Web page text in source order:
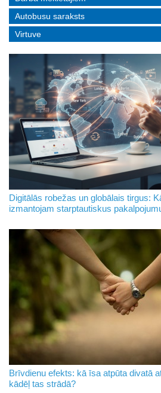
Autobusu saraksts
Virtuve
Digitālās robežas un globālais tirgus:
izmantojam starptautiskus
Brīvdienu efekts: kā īsa atpūta divatā
kādēļ tas strādā?